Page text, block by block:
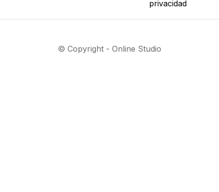
privacidad
© Copyright - Online Studio